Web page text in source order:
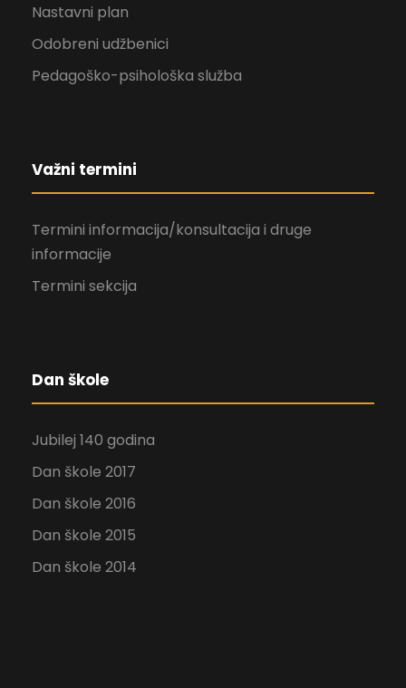
Nastavni plan
Odobreni udžbenici
Pedagoško-psihološka služba
Važni termini
Termini informacija/konsultacija i druge
informacije
Termini sekcija
Dan škole
Jubilej 140 godina
Dan škole 2017
Dan škole 2016
Dan škole 2015
Dan škole 2014